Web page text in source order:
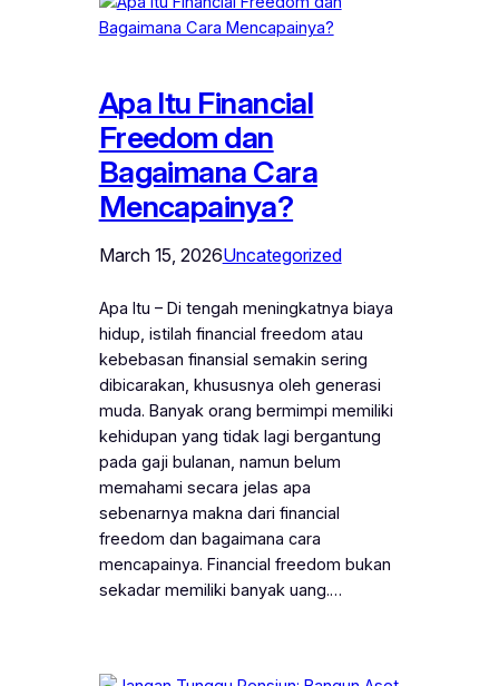
Apa Itu Financial
Freedom dan
Bagaimana Cara
Mencapainya?
March 15, 2026Uncategorized
Apa Itu – Di tengah meningkatnya biaya
hidup, istilah financial freedom atau
kebebasan finansial semakin sering
dibicarakan, khususnya oleh generasi
muda. Banyak orang bermimpi memiliki
kehidupan yang tidak lagi bergantung
pada gaji bulanan, namun belum
memahami secara jelas apa
sebenarnya makna dari financial
freedom dan bagaimana cara
mencapainya. Financial freedom bukan
sekadar memiliki banyak uang.…